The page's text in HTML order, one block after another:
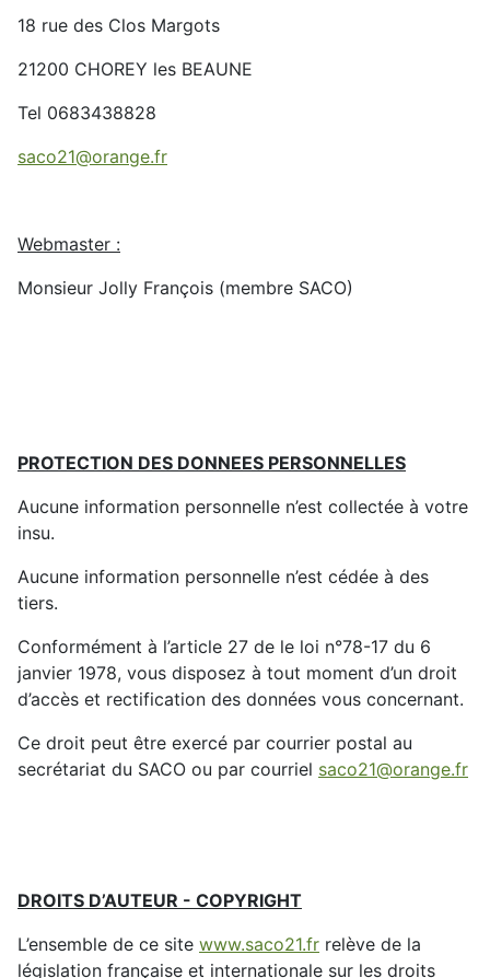
18 rue des Clos Margots
21200 CHOREY les BEAUNE
Tel 0683438828
saco21@orange.fr
Webmaster :
Monsieur Jolly François (membre SACO)
PROTECTION DES DONNEES PERSONNELLES
Aucune information personnelle n’est collectée à votre
insu.
Aucune information personnelle n’est cédée à des
tiers.
Conformément à l’article 27 de le loi n°78-17 du 6
janvier 1978, vous disposez à tout moment d’un droit
d’accès et rectification des données vous concernant.
Ce droit peut être exercé par courrier postal au
secrétariat du SACO ou par courriel saco21@orange.fr
DROITS D’AUTEUR - COPYRIGHT
L’ensemble de ce site www.saco21.fr relève de la
législation française et internationale sur les droits